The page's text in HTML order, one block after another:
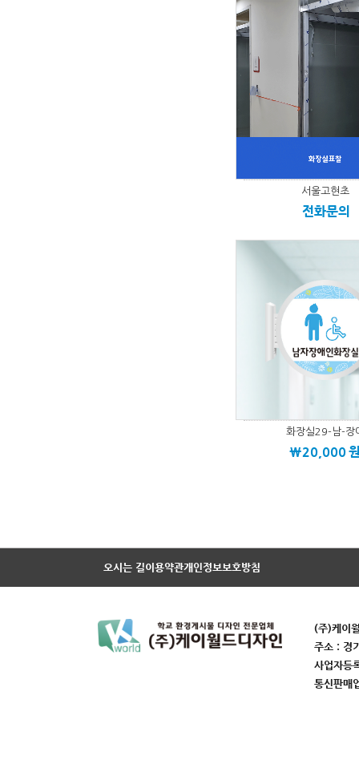
서울고현초
전화문의
화장실29-남-장
\20,000
오시는 길이용약관개인정보보호방침
(주)케이
주소 : 경
사업자
통신판매